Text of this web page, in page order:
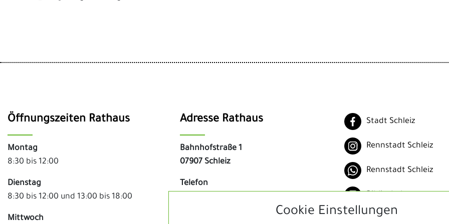
Öffnungszeiten Rathaus
Montag
8:30 bis 12:00
Dienstag
8:30 bis 12:00 und 13:00 bis 18:00
Mittwoch
Adresse Rathaus
Bahnhofstraße 1
07907 Schleiz
Telefon
Stadt Schleiz
Rennstadt Schleiz
Rennstadt Schleiz
Schleizer Dreieck
Cookie Einstellungen